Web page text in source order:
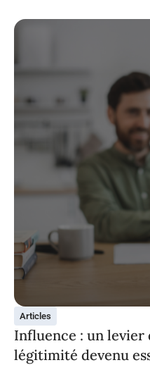
Articles
Influence : un levier
légitimité devenu